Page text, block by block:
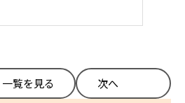
一覧を見る 次へ